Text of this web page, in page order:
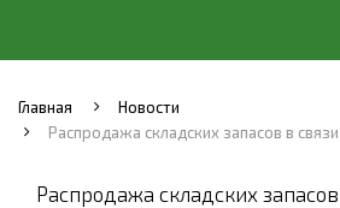
Главная
Новости
Распродажа складских запасов в
Распродажа складских